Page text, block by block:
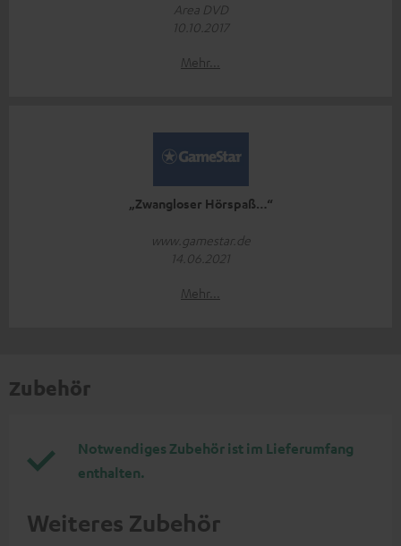
Area DVD
10.10.2017
Mehr...
„Zwangloser Hörspaß…“
www.gamestar.de
14.06.2021
Mehr...
Zubehör
Notwendiges Zubehör ist im Lieferumfang
enthalten.
Weiteres Zubehör